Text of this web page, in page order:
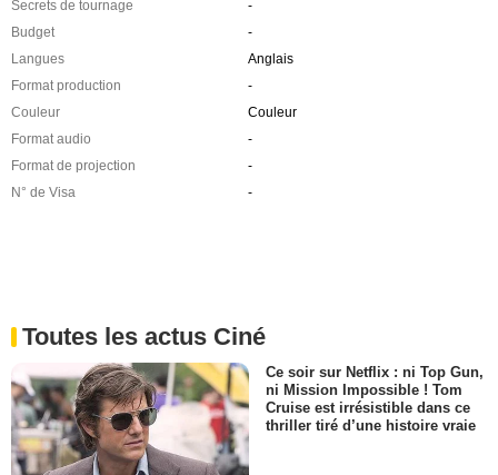
Secrets de tournage
-
Budget
-
Langues
Anglais
Format production
-
Couleur
Couleur
Format audio
-
Format de projection
-
N° de Visa
-
Toutes les actus Ciné
Ce soir sur Netflix : ni Top Gun,
ni Mission Impossible ! Tom
Cruise est irrésistible dans ce
thriller tiré d’une histoire vraie